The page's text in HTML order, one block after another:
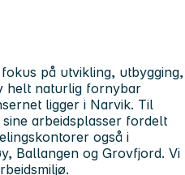
på utvikling, utbygging,
helt naturlig fornybar
ligger i Narvik. Til
arbeidsplasser fordelt
også i
Ballangen og Grovfjord. Vi